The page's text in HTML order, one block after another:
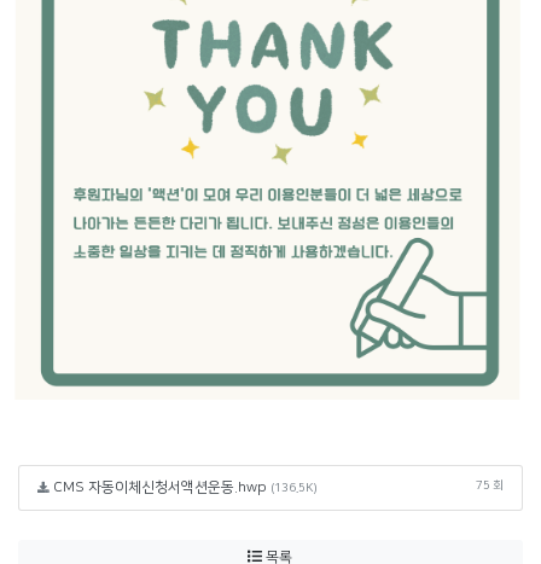
CMS 자동이체신청서액션운동.hwp (136.5K) 75 회
목록